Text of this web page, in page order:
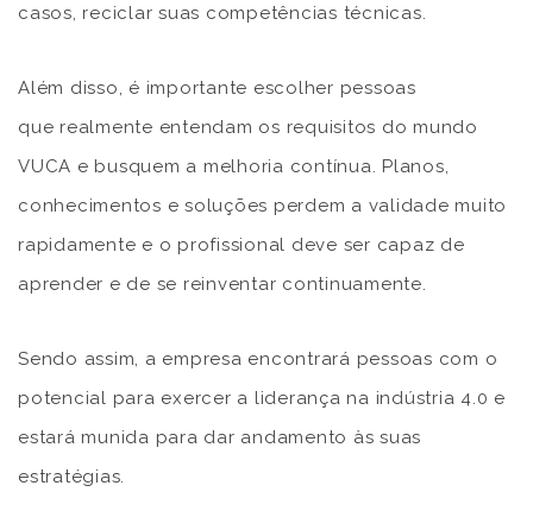
casos, reciclar suas competências técnicas.
Além disso, é importante escolher pessoas
que realmente entendam os requisitos do mundo
VUCA e busquem a melhoria contínua. Planos,
conhecimentos e soluções perdem a validade muito
rapidamente e o profissional deve ser capaz de
aprender e de se reinventar continuamente.
Sendo assim, a empresa encontrará pessoas com o
potencial para exercer a liderança na indústria 4.0 e
estará munida para dar andamento às suas
estratégias.